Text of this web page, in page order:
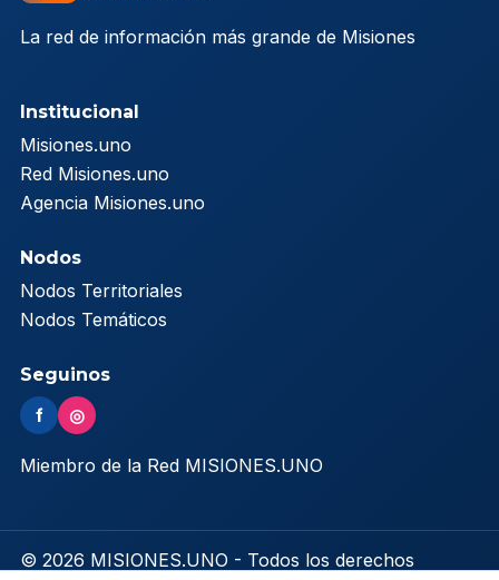
La red de información más grande de Misiones
Institucional
Misiones.uno
Red Misiones.uno
Agencia Misiones.uno
Nodos
Nodos Territoriales
Nodos Temáticos
Seguinos
f ◎
Miembro de la Red MISIONES.UNO
© 2026 MISIONES.UNO - Todos los derechos